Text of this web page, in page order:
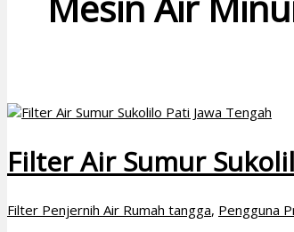
Filter Air Sumur
Filter Penjernih Air Rumah tangga, Pengguna